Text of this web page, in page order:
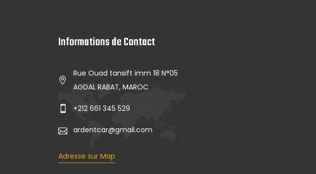
Informations de Contact
Rue Ouad tansift imm 18 N°05
AGDAL RABAT, MAROC
+212 661 345 529
ardentcar@gmail.com
Adresse sur Map